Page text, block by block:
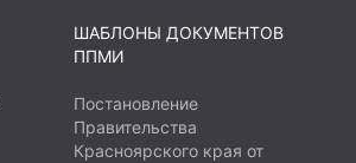
ШАБЛОНЫ ДОКУМЕНТОВ
ППМИ
Постановление
Правительства
Красноярского края от